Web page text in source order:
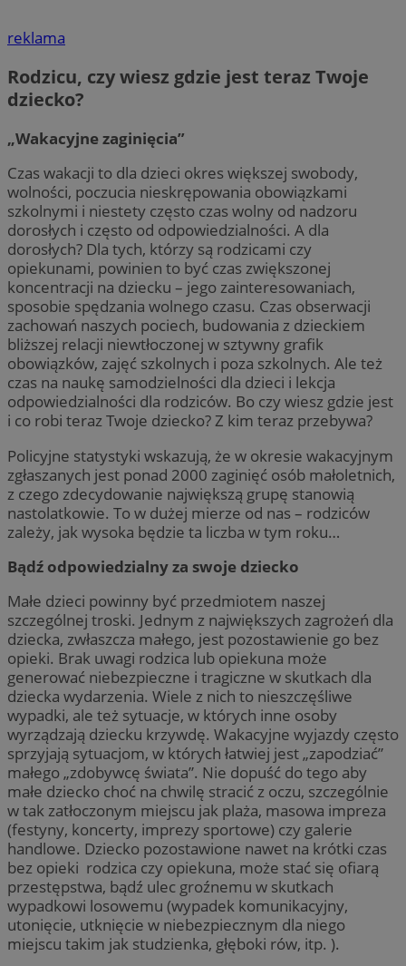
reklama
Rodzicu, czy wiesz gdzie jest teraz Twoje
dziecko?
„Wakacyjne zaginięcia”
Czas wakacji to dla dzieci okres większej swobody,
wolności, poczucia nieskrępowania obowiązkami
szkolnymi i niestety często czas wolny od nadzoru
dorosłych i często od odpowiedzialności. A dla
dorosłych? Dla tych, którzy są rodzicami czy
opiekunami, powinien to być czas zwiększonej
koncentracji na dziecku – jego zainteresowaniach,
sposobie spędzania wolnego czasu. Czas obserwacji
zachowań naszych pociech, budowania z dzieckiem
bliższej relacji niewtłoczonej w sztywny grafik
obowiązków, zajęć szkolnych i poza szkolnych. Ale też
czas na naukę samodzielności dla dzieci i lekcja
odpowiedzialności dla rodziców. Bo czy wiesz gdzie jest
i co robi teraz Twoje dziecko? Z kim teraz przebywa?
Policyjne statystyki wskazują, że w okresie wakacyjnym
zgłaszanych jest ponad 2000 zaginięć osób małoletnich,
z czego zdecydowanie największą grupę stanowią
nastolatkowie. To w dużej mierze od nas – rodziców
zależy, jak wysoka będzie ta liczba w tym roku…
Bądź odpowiedzialny za swoje dziecko
Małe dzieci powinny być przedmiotem naszej
szczególnej troski. Jednym z największych zagrożeń dla
dziecka, zwłaszcza małego, jest pozostawienie go bez
opieki. Brak uwagi rodzica lub opiekuna może
generować niebezpieczne i tragiczne w skutkach dla
dziecka wydarzenia. Wiele z nich to nieszczęśliwe
wypadki, ale też sytuacje, w których inne osoby
wyrządzają dziecku krzywdę. Wakacyjne wyjazdy często
sprzyjają sytuacjom, w których łatwiej jest „zapodziać”
małego „zdobywcę świata”. Nie dopuść do tego aby
małe dziecko choć na chwilę stracić z oczu, szczególnie
w tak zatłoczonym miejscu jak plaża, masowa impreza
(festyny, koncerty, imprezy sportowe) czy galerie
handlowe. Dziecko pozostawione nawet na krótki czas
bez opieki rodzica czy opiekuna, może stać się ofiarą
przestępstwa, bądź ulec groźnemu w skutkach
wypadkowi losowemu (wypadek komunikacyjny,
utonięcie, utknięcie w niebezpiecznym dla niego
miejscu takim jak studzienka, głęboki rów, itp. ).